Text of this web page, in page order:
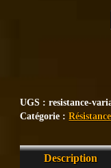
UGS :resistance-
Catégorie :
Description